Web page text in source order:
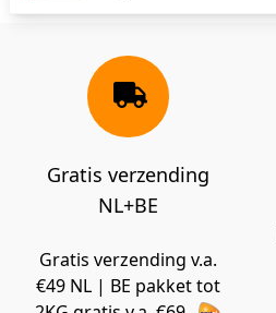
Gratis verzending
NL+BE
Gratis verzending v.a.
€49 NL | BE pakket tot